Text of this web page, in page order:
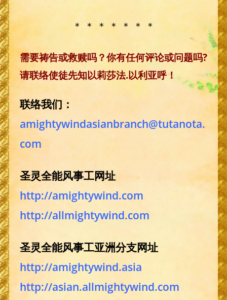
＊ ＊ ＊ ＊ ＊ ＊ ＊
需要祷告或救赎吗？你有任何评论或问题吗?
请联络使徒先知以莉莎法.以利亚呼！
联络我们：
amightywindasianbranch@tutanota.
com
圣灵全能风事工网址
http://amightywind.com
http://allmightywind.com
圣灵全能风事工亚洲分支网址
http://amightywind.asia
http://asian.allmightywind.com